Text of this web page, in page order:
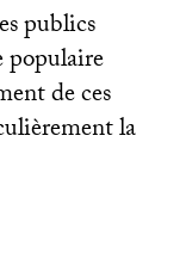
publics
populaire
de ces
la